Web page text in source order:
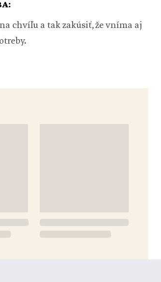
chvíľu a tak zakúsiť, že vníma aj